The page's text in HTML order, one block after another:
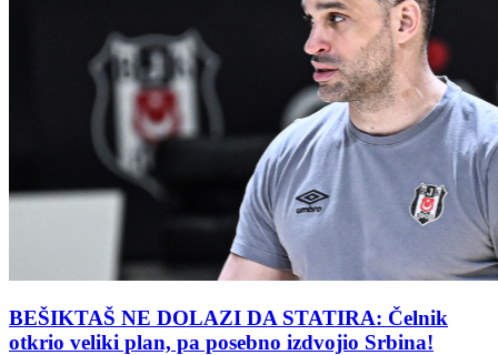
BEŠIKTAŠ NE DOLAZI DA STATIRA: Čelnik
otkrio veliki plan, pa posebno izdvojio Srbina!